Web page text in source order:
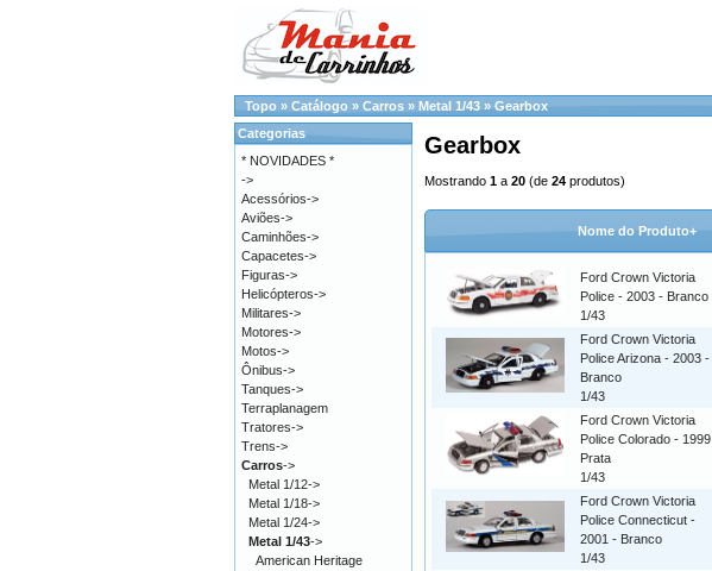
Topo » Catálogo » Carros » Metal 1/43 » Gearbox
Gearbox
Mostrando 1 a 20 (de 24 produtos)
Nome do Produto+
Ford Crown Victoria
Police - 2003 - Branco
1/43
Ford Crown Victoria
Police Arizona - 2003 -
Branco
1/43
Ford Crown Victoria
Police Colorado - 1999
Prata
1/43
Ford Crown Victoria
Police Connecticut -
2001 - Branco
1/43
Categorias
* NOVIDADES *
->
Acessórios->
Aviões->
Caminhões->
Capacetes->
Figuras->
Helicópteros->
Militares->
Motores->
Motos->
Ônibus->
Tanques->
Terraplanagem
Tratores->
Trens->
Carros->
Metal 1/12->
Metal 1/18->
Metal 1/24->
Metal 1/43->
American Heritage